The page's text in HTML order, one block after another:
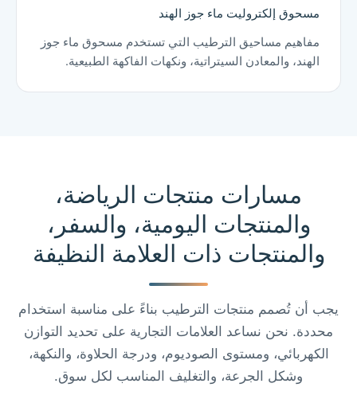
مسحوق إلكتروليت ماء جوز الهند
مفاهيم مساحيق الترطيب التي تستخدم مسحوق ماء جوز
الهند، والمعادن السيتراتية، ونكهات الفاكهة الطبيعية.
مسارات منتجات الرياضة،
والمنتجات اليومية، والسفر،
والمنتجات ذات العلامة النظيفة
يجب أن تُصمم منتجات الترطيب بناءً على مناسبة استخدام
محددة. نحن نساعد العلامات التجارية على تحديد التوازن
الكهربائي، ومستوى الصوديوم، ودرجة الحلاوة، والنكهة،
وشكل الجرعة، والتغليف المناسب لكل سوق.